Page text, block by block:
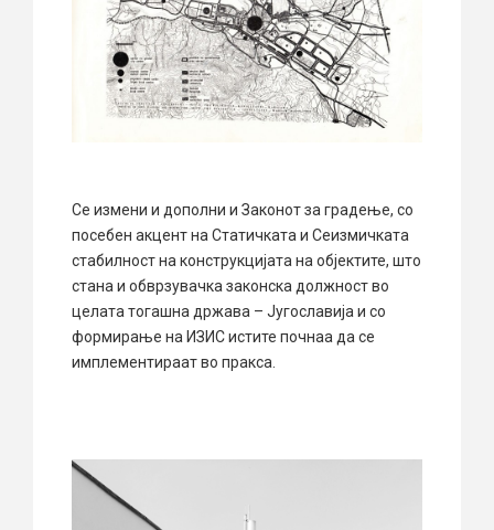
Се измени и дополни и Законот за градење, со
посебен акцент на Статичката и Сеизмичката
стабилност на конструкцијата на објектите, што
стана и обврзувачка законска должност во
целата тогашна држава – Југославија и со
формирање на ИЗИС истите почнаа да се
имплементираат во пракса.